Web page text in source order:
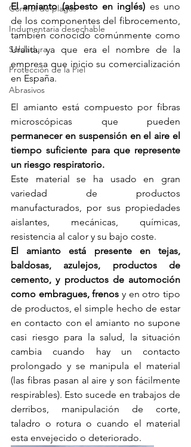
Control de plagas
Indumentaria desechable
Soldadura
Protección de la Piel
Abrasivos
El amianto (asbesto en inglés) es uno
de los componentes del fibrocemento,
también conocido comúnmente como
Uralita, ya que era el nombre de la
empresa que inicio su comercialización
en España.
El amianto está compuesto por fibras
permanecer en suspensión en el aire el
tiempo suficiente para que represente
un riesgo respiratorio.
Este material se ha usado en gran
variedad de productos
manufacturados, por sus propiedades
aislantes, mecánicas, químicas,
resistencia al calor y su bajo coste.
El amianto está presente en tejas,
baldosas, azulejos, productos de
cemento, y productos de automoción
como embragues, frenos y en otro tipo
de productos, el simple hecho de estar
en contacto con el amianto no supone
casi riesgo para la salud, la situación
cambia cuando hay un contacto
prolongado y se manipula el material
(las fibras pasan al aire y son fácilmente
respirables). Esto sucede en trabajos de
derribos, manipulación de corte,
taladro o rotura o cuando el material
esta envejecido o deteriorado.